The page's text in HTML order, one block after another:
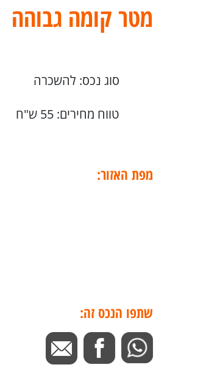
מטר קומה גבוהה
סוג נכס: להשכרה
טווח מחירים: 55 ש"ח
מפת האזור:
שתפו הנכס זה: